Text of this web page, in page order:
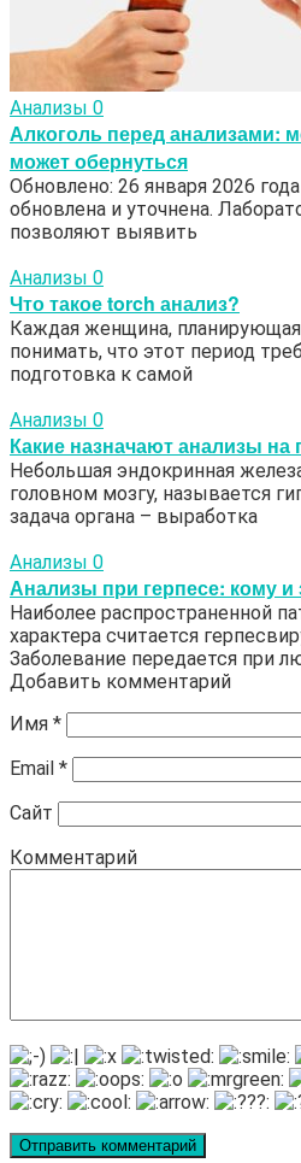
Анализы 0
Алкоголь перед анализами:
может обернуться
Обновлено: 26 января 2026
обновлена и уточнена.
позволяют выявить
Анализы 0
Что такое torch анализ?
Каждая женщина,
понимать, что этот период
подготовка к самой
Анализы 0
Какие назначают анализы
Небольшая эндокринная
головном мозгу, называется
задача органа – выработка
Анализы 0
Анализы при герпесе: кому
Наиболее распространенной
характера считается
Заболевание передается при
Добавить комментарий
Имя *
Email *
Сайт
Комментарий